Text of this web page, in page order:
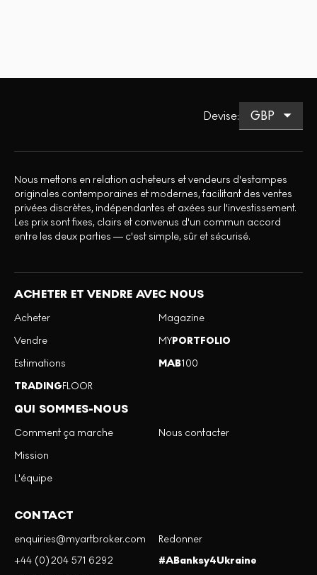
Devise:
Nous mettons en relation acheteurs et vendeurs d'estampes
originales contemporaines et modernes, facilitant des ventes
privées discrètes, indépendantes et axées sur l'investissement.
Les prix sont fixes, clairs et convenus d'un commun accord
entre les deux parties — c'est simple, sûr et sécurisé.
ACHETER ET VENDRE AVEC NOUS
Acheter
Vendre
Estimations
TRADINGFLOOR
Magazine
MYPORTFOLIO
MAB100
QUI SOMMES-NOUS
Comment ça marche
Mission
L'équipe
Nous contacter
CONTACT
enquiries@myartbroker.com
+44 (0)204 571 6292
Redonner
#ABanksy4Ukraine